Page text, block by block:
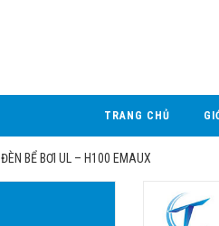
TRANG CHỦ
ĐÈN BỂ BƠI UL – H100 EMAUX